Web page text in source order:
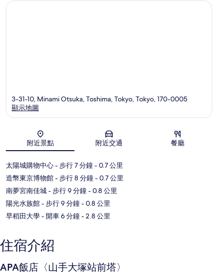
地圖
3-31-10, Minami Otsuka, Toshima, Tokyo, Tokyo, 170-0005
顯示地圖
附近景點 附近交通 餐廳
太陽城購物中心- 步行 7 分鐘- 0.7 公里
造幣東京博物館- 步行 8 分鐘- 0.7 公里
南夢宮南佳城- 步行 9 分鐘- 0.8 公里
陽光水族館- 步行 9 分鐘- 0.8 公里
早稻田大學- 開車 6 分鐘- 2.8 公里
住宿介紹
APA飯店〈山手大塚站前塔〉